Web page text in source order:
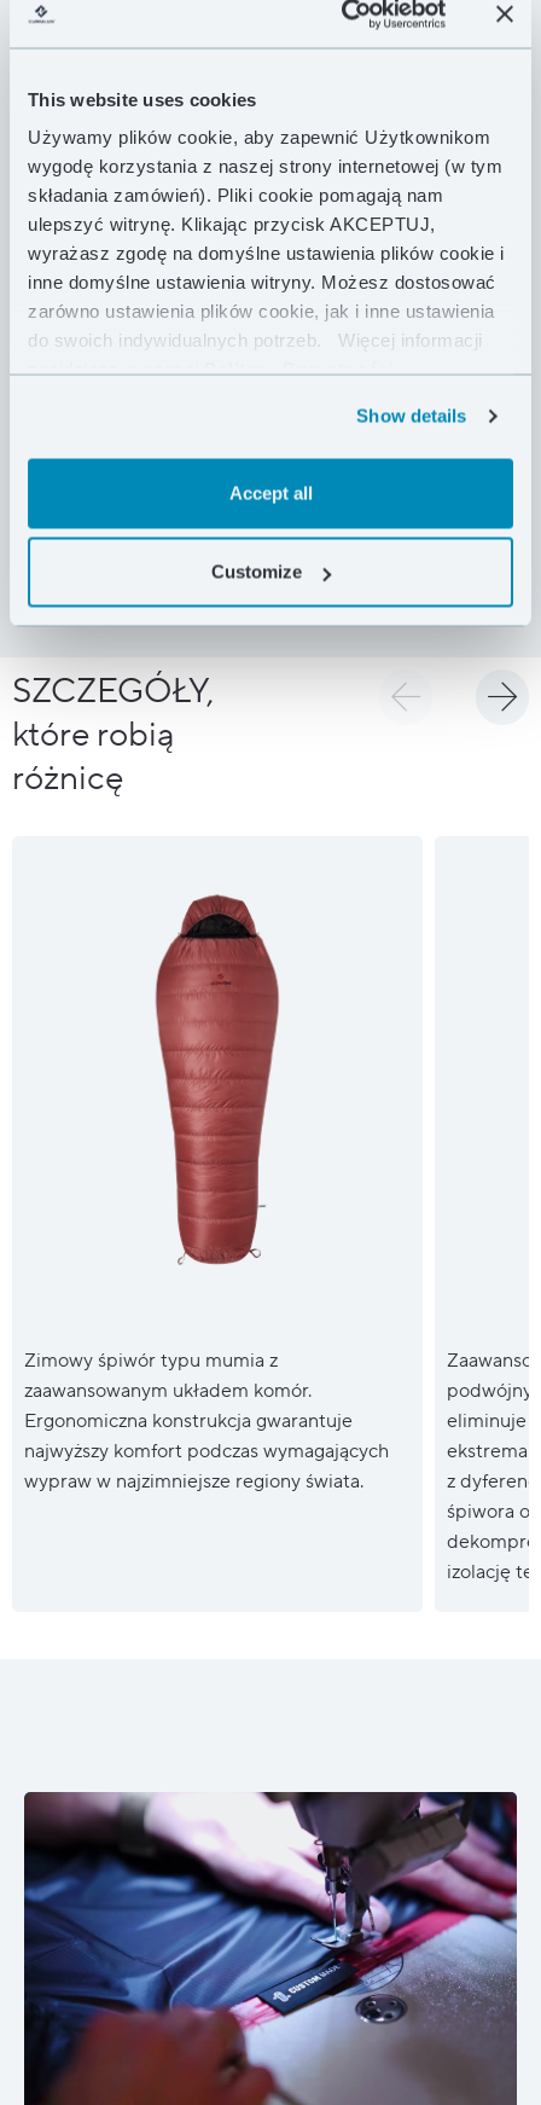
This website uses cookies
Używamy plików cookie, aby zapewnić Użytkownikom
wygodę korzystania z naszej strony internetowej (w tym
składania zamówień). Pliki cookie pomagają nam
ulepszyć witrynę. Klikając przycisk AKCEPTUJ,
wyrażasz zgodę na domyślne ustawienia plików cookie i
inne domyślne ustawienia witryny. Możesz dostosować
zarówno ustawienia plików cookie, jak i inne ustawienia
do swoich indywidualnych potrzeb.
Więcej informacji
znajdziesz w naszejPolityce Prywatności .
Show details
Accept all
Customize
kaczy utrzymuje ciepło wewnątrz, a lekka tkanina
Pertex® Quantum gwarantuje niską wagę.
komorami typu H, regulowanym trójwymiarowym
kapturem, niezależnym kołnierzem wypełnionym
puchem i zamkiem błyskawicznym na całej długości,
ten śpiwór jest spełnieniem marzeń profesjonalnego
alpinisty. Innowacyjny krój, doskonała izolacja i
najwyższej jakości materiały zapewniają pełną
ochronę przed niskimi temperaturami. Kto
powiedział, że zimą musisz marznąć?
DOSTAWA I ZWROTY
SZCZEGÓŁY,
które robią
różnicę
Zimowy śpiwór typu mumia z
zaawansowanym układem komór.
Ergonomiczna konstrukcja gwarantuje
najwyższy komfort podczas wymagających
wypraw w najzimniejsze regiony świata.
eliminuje
z
śpiwora
izolację